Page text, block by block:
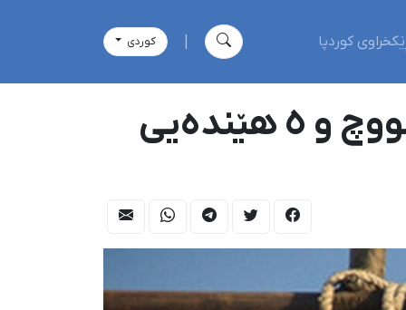
کوردپا كوردی
لەسێدارەدرانی ٢ هێندەیی زیندانییانی کورد و بەلووچ و ٥ هێندەیی